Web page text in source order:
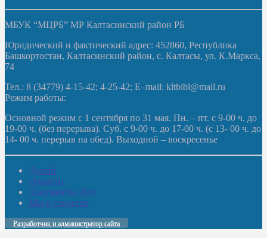
МБУК “МЦРБ” МР Калтасинский район РБ
Юридический и фактический адрес: 452860, Республика
Башкортостан, Калтасинский район, с. Калтасы, ул. К.Маркса,
74
Тел.: 8 (34779) 4-15-42; 4-25-42; E–mail: kltbibl@mail.ru
Режим работы:
Основной режим с 1 сентября по 31 мая. Пн. – пт. с 9-00 ч. до
19-00 ч. (без перерыва). Суб. с 9-00 ч. до 17-00 ч. (с 13- 00 ч. до
14- 00 ч. перерыв на обед). Выходной – воскресенье
Домой
Новости
Документы. Все
Мы в соцсетях
Разработчик и администратор сайта